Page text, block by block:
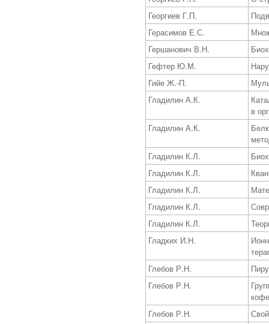
Георгиев Г.П.
Герасимов Е.С.
Гершанович В.Н.
Гефтер Ю.М.
Гийе Ж.-П.
Гладилин А.К.
в
Гладилин А.К.
Гладилин К.Л.
Гладилин К.Л.
Гладилин К.Л.
Гладилин К.Л.
Гладилин К.Л.
Гладких И.Н.
Глебов Р.Н.
Глебов Р.Н.
Глебов Р.Н.